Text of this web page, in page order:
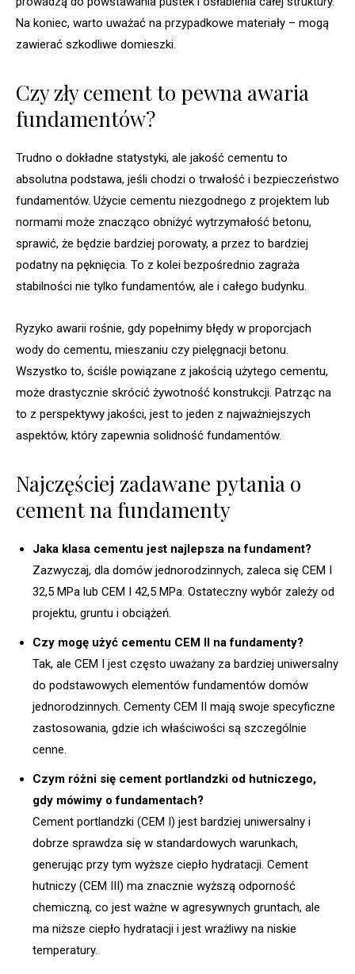
Na koniec, warto uważać na przypadkowe materiały – mogą
zawierać szkodliwe domieszki.
Czy zły cement to pewna awaria
fundamentów?
Trudno o dokładne statystyki, ale jakość cementu to
absolutna podstawa, jeśli chodzi o trwałość i bezpieczeństwo
fundamentów. Użycie cementu niezgodnego z projektem lub
normami może znacząco obniżyć wytrzymałość betonu,
sprawić, że będzie bardziej porowaty, a przez to bardziej
podatny na pęknięcia. To z kolei bezpośrednio zagraża
stabilności nie tylko fundamentów, ale i całego budynku.
Ryzyko awarii rośnie, gdy popełnimy błędy w proporcjach
wody do cementu, mieszaniu czy pielęgnacji betonu.
Wszystko to, ściśle powiązane z jakością użytego cementu,
może drastycznie skrócić żywotność konstrukcji. Patrząc na
to z perspektywy jakości, jest to jeden z najważniejszych
aspektów, który zapewnia solidność fundamentów.
Najczęściej zadawane pytania o
cement na fundamenty
Jaka klasa cementu jest najlepsza na fundament?
Zazwyczaj, dla domów jednorodzinnych, zaleca się CEM I
32,5 MPa lub CEM I 42,5 MPa. Ostateczny wybór zależy od
projektu, gruntu i obciążeń.
Czy mogę użyć cementu CEM II na fundamenty?
Tak, ale CEM I jest często uważany za bardziej uniwersalny
do podstawowych elementów fundamentów domów
jednorodzinnych. Cementy CEM II mają swoje specyficzne
zastosowania, gdzie ich właściwości są szczególnie
cenne.
Czym różni się cement portlandzki od hutniczego,
gdy mówimy o fundamentach?
Cement portlandzki (CEM I) jest bardziej uniwersalny i
dobrze sprawdza się w standardowych warunkach,
generując przy tym wyższe ciepło hydratacji. Cement
hutniczy (CEM III) ma znacznie wyższą odporność
chemiczną, co jest ważne w agresywnych gruntach, ale
ma niższe ciepło hydratacji i jest wrażliwy na niskie
temperatury.